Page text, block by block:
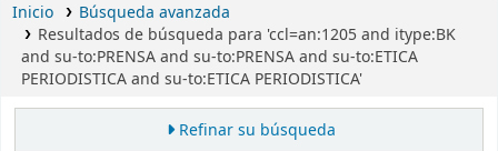
Inicio
Búsqueda avanzada
Resultados de búsqueda para 'ccl=an:1205 and itype:BK
and su-to:PRENSA and su-to:PRENSA and su-to:ETICA
PERIODISTICA and su-to:ETICA PERIODISTICA'
Refinar su búsqueda